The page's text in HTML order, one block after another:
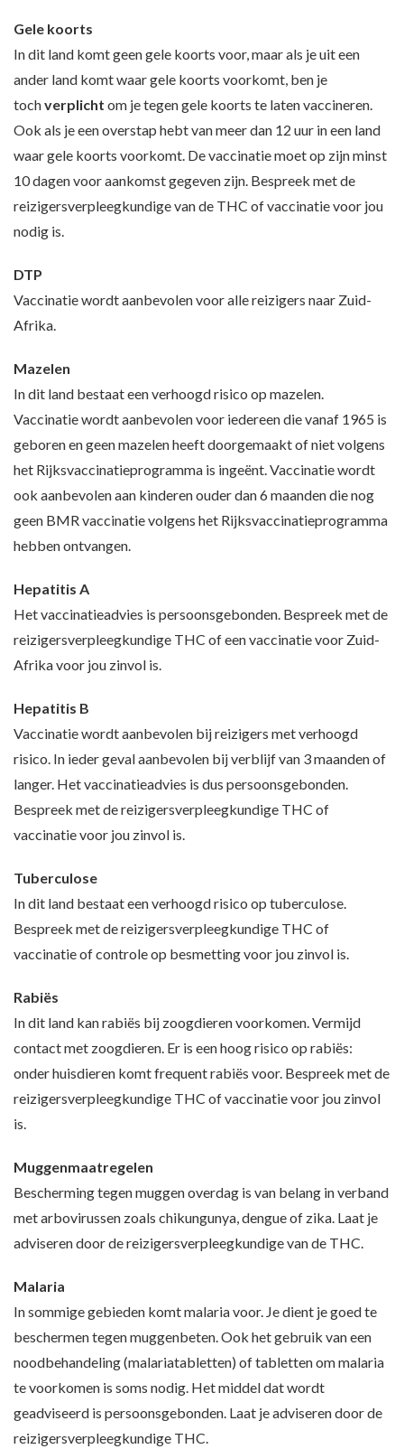
Gele koorts
In dit land komt geen gele koorts voor, maar als je uit een
ander land komt waar gele koorts voorkomt, ben je
tochverplicht om je tegen gele koorts te laten vaccineren.
Ook als je een overstap hebt van meer dan 12 uur in een land
waar gele koorts voorkomt. De vaccinatie moet op zijn minst
10 dagen voor aankomst gegeven zijn. Bespreek met de
reizigersverpleegkundige van de THC of vaccinatie voor jou
nodig is.
DTP
Vaccinatie wordt aanbevolen voor alle reizigers naar Zuid-
Afrika.
Mazelen
In dit land bestaat een verhoogd risico op mazelen.
Vaccinatie wordt aanbevolen voor iedereen die vanaf 1965 is
geboren en geen mazelen heeft doorgemaakt of niet volgens
het Rijksvaccinatieprogramma is ingeënt. Vaccinatie wordt
ook aanbevolen aan kinderen ouder dan 6 maanden die nog
geen BMR vaccinatie volgens het Rijksvaccinatieprogramma
hebben ontvangen.
Hepatitis A
Het vaccinatieadvies is persoonsgebonden. Bespreek met de
reizigersverpleegkundige THC of een vaccinatie voor Zuid-
Afrika voor jou zinvol is.
Hepatitis B
Vaccinatie wordt aanbevolen bij reizigers met verhoogd
risico. In ieder geval aanbevolen bij verblijf van 3 maanden of
langer. Het vaccinatieadvies is dus persoonsgebonden.
Bespreek met de reizigersverpleegkundige THC of
vaccinatie voor jou zinvol is.
Tuberculose
In dit land bestaat een verhoogd risico op tuberculose.
Bespreek met de reizigersverpleegkundige THC of
vaccinatie of controle op besmetting voor jou zinvol is.
Rabiës
In dit land kan rabiës bij zoogdieren voorkomen. Vermijd
contact met zoogdieren. Er is een hoog risico op rabiës:
onder huisdieren komt frequent rabiës voor. Bespreek met de
reizigersverpleegkundige THC of vaccinatie voor jou zinvol
is.
Muggenmaatregelen
Bescherming tegen muggen overdag is van belang in verband
met arbovirussen zoals chikungunya, dengue of zika. Laat je
adviseren door de reizigersverpleegkundige van de THC.
Malaria
In sommige gebieden komt malaria voor. Je dient je goed te
beschermen tegen muggenbeten. Ook het gebruik van een
noodbehandeling (malariatabletten) of tabletten om malaria
te voorkomen is soms nodig. Het middel dat wordt
geadviseerd is persoonsgebonden. Laat je adviseren door de
reizigersverpleegkundige THC.